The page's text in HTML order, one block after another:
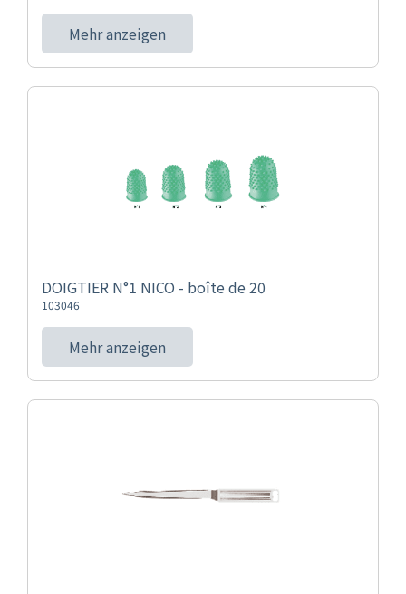
Mehr anzeigen
DOIGTIER N°1 NICO - boîte de 20
103046
Mehr anzeigen